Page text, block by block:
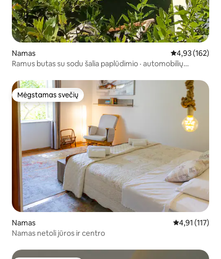
Namas Vidutinis
4,93 (162)
Ramus butas su sodu šalia paplūdimio · automobilių
Mėgstamas svečių
Mėgstamas svečių
Namas Vidutinis
4,91 (117)
Namas netoli jūros ir centro